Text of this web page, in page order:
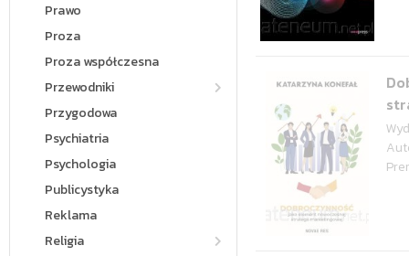
Prawo
Proza
Proza współczesna
Przewodniki
Przygodowa
Psychiatria
Psychologia
Publicystyka
Reklama
Religia